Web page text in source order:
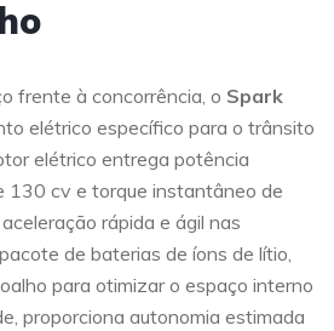
frente à concorrência, o Spark
elétrico específico para o trânsito
elétrico entrega potência
130 cv e torque instantâneo de
rápida e ágil nas
de baterias de íons de lítio,
para otimizar o espaço interno
proporciona autonomia estimada